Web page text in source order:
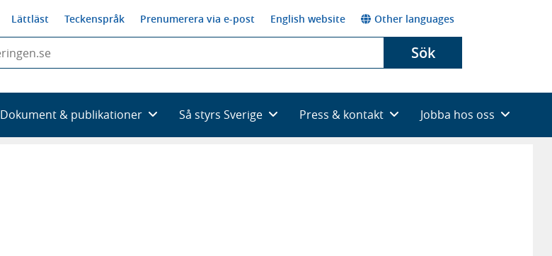
Lättläst Teckenspråk Prenumerera via e-post English website Other languages
Sök
Dokument & publikationer Så styrs Sverige Press & kontakt Jobba hos oss